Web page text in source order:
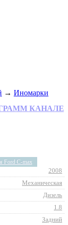
→ Иномарки
КАНАЛЕ
Ford C-max
2008
Механическая
Дизель
1.8
Задний